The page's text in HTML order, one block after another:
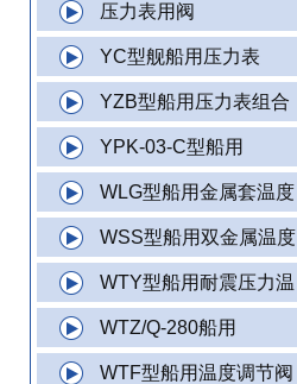
压力表用阀
YC型舰船用压力表
YZB型船用压力表组合
YPK-03-C型船用
WLG型船用金属套温度
WSS型船用双金属温度
WTY型船用耐震压力温
WTZ/Q-280船用
WTF型船用温度调节阀